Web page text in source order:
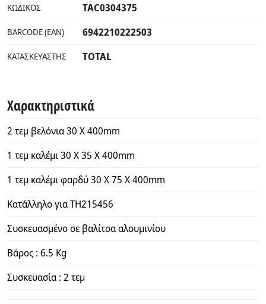
ΚΩΔΙΚΌΣ TAC0304375
BARCODE (EAN) 6942210222503
ΚΑΤΑΣΚΕΥΑΣΤΉΣ TOTAL
Χαρακτηριστικά
2 τεμ βελόνια 30 X 400mm
1 τεμ καλέμι 30 X 35 X 400mm
1 τεμ καλέμι φαρδύ 30 X 75 X 400mm
Κατάλληλο για TH215456
Συσκευασμένο σε βαλίτσα αλουμινίου
Βάρος : 6.5 Kg
Συσκευασία : 2 τεμ